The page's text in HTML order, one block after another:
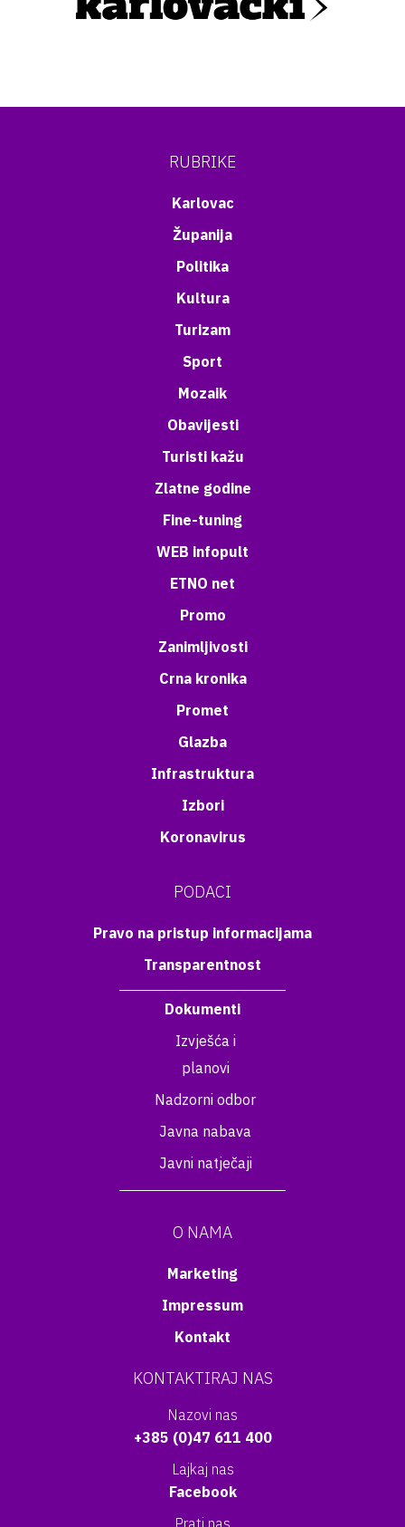
RUBRIKE
Karlovac
Županija
Politika
Kultura
Turizam
Sport
Mozaik
Obavijesti
Turisti kažu
Zlatne godine
Fine-tuning
WEB infopult
ETNO net
Promo
Zanimljivosti
Crna kronika
Promet
Glazba
Infrastruktura
Izbori
Koronavirus
PODACI
Pravo na pristup informacijama
Transparentnost
Dokumenti
Izvješća i
planovi
Nadzorni odbor
Javna nabava
Javni natječaji
O NAMA
Marketing
Impressum
Kontakt
KONTAKTIRAJ NAS
Nazovi nas
+385 (0)47 611 400
Lajkaj nas
Facebook
Prati nas